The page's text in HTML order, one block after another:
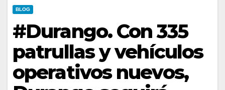
BLOG
#Durango. Con 335
patrullas y vehículos
operativos nuevos,